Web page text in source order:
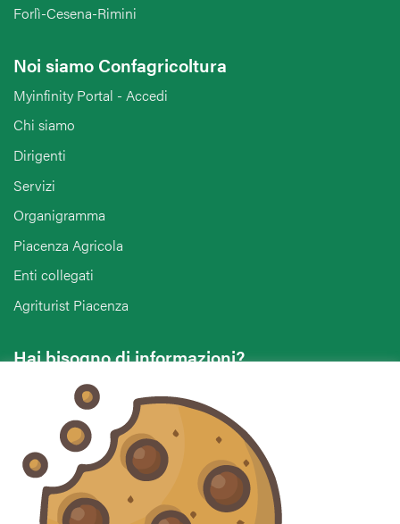
Forlì-Cesena-Rimini
Noi siamo Confagricoltura
Myinfinity Portal - Accedi
Chi siamo
Dirigenti
Servizi
Organigramma
Piacenza Agricola
Enti collegati
Agriturist Piacenza
Hai bisogno di informazioni?
Vuoi contattarci per ricevere assistenza, lasciare un
commento o chiedere informazioni?
CONTATTACI